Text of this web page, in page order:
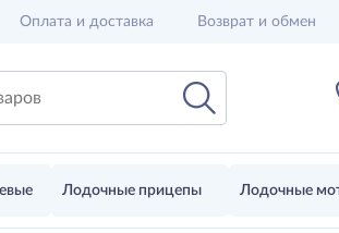
Оплата и доставка Возврат и обмен
Лодочные прицепы Лодочные